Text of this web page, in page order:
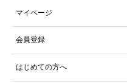
マイページ
会員登録
はじめての方へ